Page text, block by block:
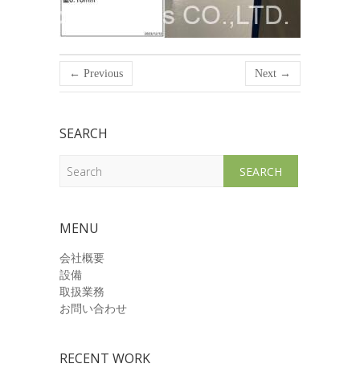
← Previous Next →
SEARCH
MENU
会社概要
設備
取扱業務
お問い合わせ
RECENT WORK